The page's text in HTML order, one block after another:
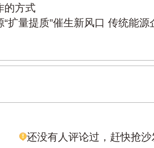
的方式
“扩量提质”催生新风口 传统能
还没有人评论过，赶快抢沙